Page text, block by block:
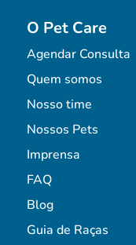
O Pet Care
Agendar Consulta
Quem somos
Nosso time
Nossos Pets
Imprensa
FAQ
Blog
Guia de Raças